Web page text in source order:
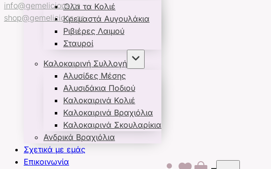
Όλα τα Κολιέ
Κρεμαστά Αυγουλάκια
Ριβιέρες Λαιμού
Σταυροί
Καλοκαιρινή Συλλογή
Αλυσίδες Μέσης
Αλυσιδάκια Ποδιού
Καλοκαιρινά Κολιέ
Καλοκαιρινά Βραχιόλια
Καλοκαιρινά Σκουλαρίκια
Ανδρικά Βραχιόλια
Σχετικά με εμάς
Επικοινωνία
info@gemelicious.gr
shop@gemelicious.gr